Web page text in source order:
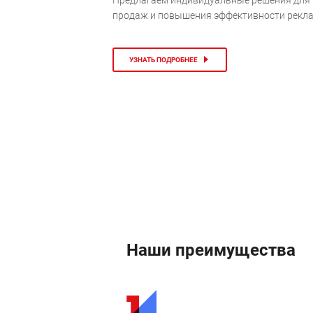
продаж и повышения эффективности
УЗНАТЬ ПОДРОБНЕЕ
Наши преимущества